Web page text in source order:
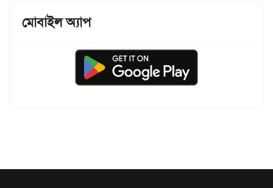
মোবাইল অ্যাপ